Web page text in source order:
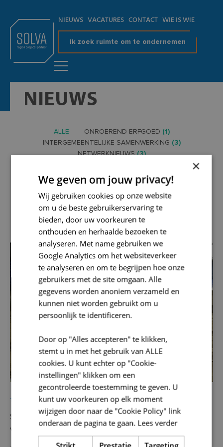
NIEUWS VACATURES CONTACT WIE IS WIE
Ik zoek ruimte om te ondernemen
NIEUWS
ALLE ONROEREND ERFGOED (1)
INTERGEMEENTELIJKE SAMENWERKING (3)
NETWERKNIEUWS(3)
ENERGIE(31)
ONDERNEMEN EN ECONOMIE (7)
PUBLIEKE INFRASTRUCTUUR(5) REGIO
KLIMAAT(40) ARCHEOLOGIE(19)
ONDERNEMEN(2)
Archeologie
19/08/2025
SOLVA installeert werfklas op archeologische site
van het Jennemiekeskerkhof
×
We geven om jouw privacy!
Wij gebruiken cookies op onze website
om u de beste gebruikerservaring te
bieden, door uw voorkeuren te
onthouden en herhaalde bezoeken te
analyseren. Met name gebruiken we
Google Analytics om het websiteverkeer
te analyseren en om te begrijpen hoe onze
gebruikers met de site omgaan. Alle
gegevens worden anoniem verzameld en
kunnen niet worden gebruikt om u
persoonlijk te identificeren.
Door op "Alles accepteren" te klikken,
stemt u in met het gebruik van ALLE
cookies. U kunt echter op "Cookie-
instellingen" klikken om een
gecontroleerde toestemming te geven. U
kunt uw voorkeuren op elk moment
wijzigen door naar de "Cookie Policy" link
onderaan de pagina te gaan. Lees verder